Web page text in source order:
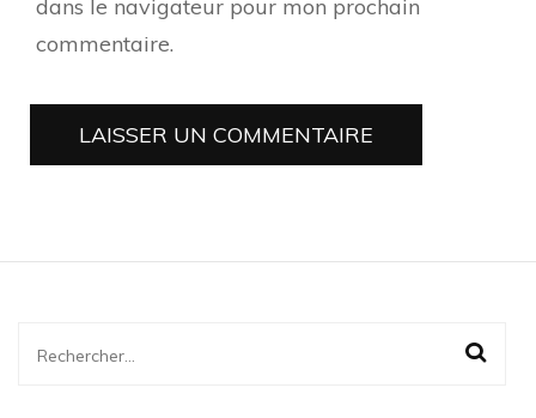
dans le navigateur pour mon prochain
commentaire.
Rechercher :